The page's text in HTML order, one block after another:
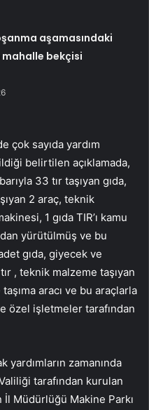
aşamasındaki
bekçisi
çok sayıda yardım
belirtilen açıklamada,
33 tır taşıyan gıda,
2 araç, teknik
1 gıda TIR’ı kamu
yürütülmüş ve bu
gıda, giyecek ve
, teknik malzeme taşıyan
aracı ve bu araçlarla
özel işletmeler tarafından
yardımların zamanında
tarafından kurulan
İl Müdürlüğü Makine Parkı